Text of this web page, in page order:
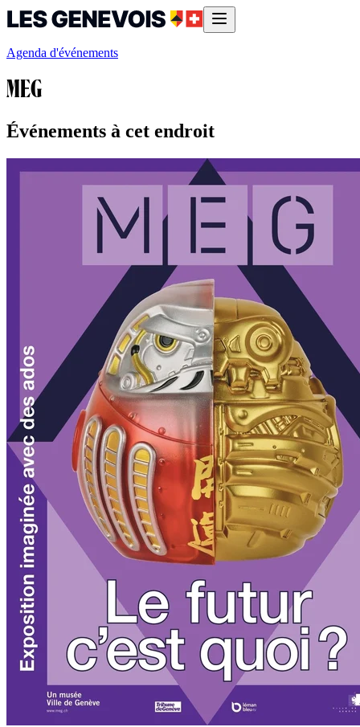
Agenda d'événements
MEG
Événements à cet endroit